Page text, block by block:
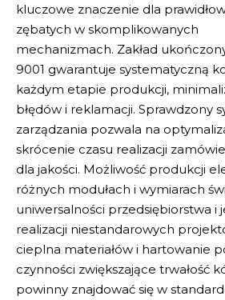
kluczowe znaczenie dla
zębatych w skomplikowanych
mechanizmach. Zakład
9001 gwarantuje systematyczną
każdym etapie produkcji,
błędów i reklamacji. Sprawdzony
zarządzania pozwala na
skrócenie czasu realizacji
dla jakości. Możliwość produkcji
różnych modułach i wymiarach
uniwersalności przedsiębiorstwa i
realizacji niestandarowych
cieplna materiałów i hartowanie
czynności zwiększające trwałość
powinny znajdować się w